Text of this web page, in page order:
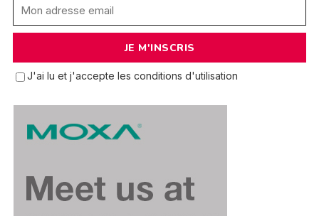
J'ai lu et j'accepte les conditions d'utilisation